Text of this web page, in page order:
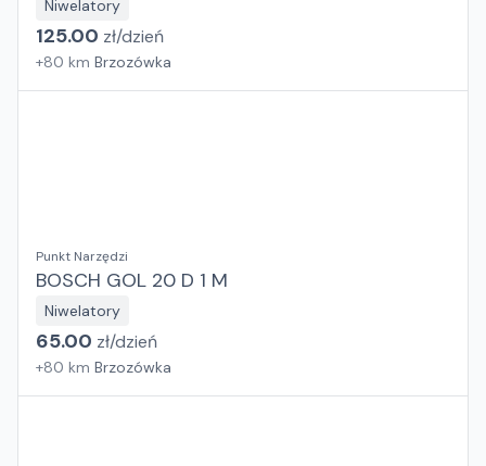
Niwelatory
125.00 zł/dzień
+80 km Brzozówka
Punkt Narzędzi
BOSCH GOL 20 D 1 M
Niwelatory
65.00 zł/dzień
+80 km Brzozówka